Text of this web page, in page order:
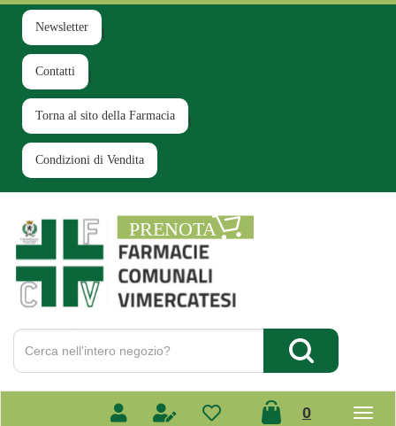
Passa
contenuto
principale
Newsletter
Contatti
Torna al sito della Farmacia
Condizioni di Vendita
Farmacia
Comunale
Cerca
Prodotto
Cerca Prodotto
0prodotti